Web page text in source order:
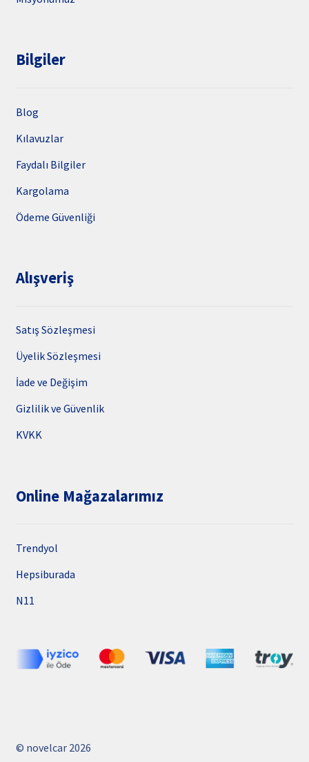
Bilgiler
Blog
Kılavuzlar
Faydalı Bilgiler
Kargolama
Ödeme Güvenliği
Alışveriş
Satış Sözleşmesi
Üyelik Sözleşmesi
İade ve Değişim
Gizlilik ve Güvenlik
KVKK
Online Mağazalarımız
Trendyol
Hepsiburada
N11
© novelcar 2026